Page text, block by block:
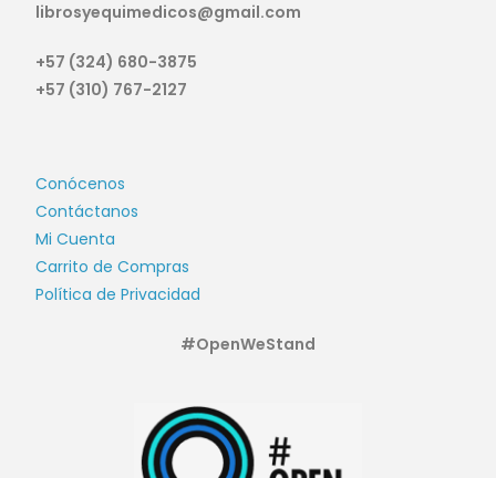
librosyequimedicos@gmail.com
+57 (324) 680-3875
+57 (310) 767-2127
Conócenos
Contáctanos
Mi Cuenta
Carrito de Compras
Política de Privacidad
#OpenWeStand